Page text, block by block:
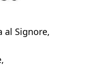
al Signore,